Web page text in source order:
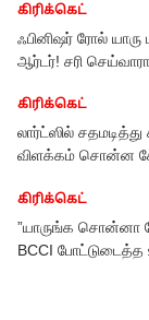
கிரிக்கெட்
ஃபினிஷர் ரோல்
ஆர்டர்! சரி
கிரிக்கெட்
லார்ட்ஸில்
விளக்கம் சொன்ன
கிரிக்கெட்
”யாருங்க சொன்னா
BCCI